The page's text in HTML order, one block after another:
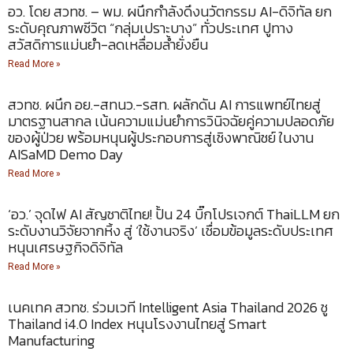
อว. โดย สวทช. – พม. ผนึกกำลังดึงนวัตกรรม AI-ดิจิทัล ยก
ระดับคุณภาพชีวิต “กลุ่มเปราะบาง” ทั่วประเทศ ปูทาง
สวัสดิการแม่นยำ-ลดเหลื่อมล้ำยั่งยืน
Read More »
สวทช. ผนึก อย.-สทนว.-รสท. ผลักดัน AI การแพทย์ไทยสู่
มาตรฐานสากล เน้นความแม่นยำการวินิจฉัยคู่ความปลอดภัย
ของผู้ป่วย พร้อมหนุนผู้ประกอบการสู่เชิงพาณิชย์ ในงาน
AISaMD Demo Day
Read More »
‘อว.’ จุดไฟ AI สัญชาติไทย! ปั้น 24 บิ๊กโปรเจกต์ ThaiLLM ยก
ระดับงานวิจัยจากหิ้ง สู่ ‘ใช้งานจริง’ เชื่อมข้อมูลระดับประเทศ
หนุนเศรษฐกิจดิจิทัล
Read More »
เนคเทค สวทช. ร่วมเวที Intelligent Asia Thailand 2026 ชู
Thailand i4.0 Index หนุนโรงงานไทยสู่ Smart
Manufacturing